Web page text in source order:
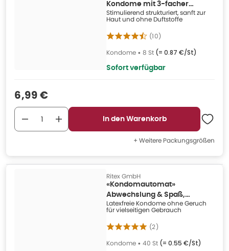
Kondome mit 3-facher
Stimulation (8 Kondome) 8 St
Stimulierend strukturiert, sanft zur
Haut und ohne Duftstoffe
(10)
Kondome • 8 St (= 0.87 €/St)
Sofort verfügbar
Verkaufspreis
6,99 €
In den Warenkorb
+ Weitere Packungsgrößen
Ritex GmbH
«Kondomautomat»
Abwechslung & Spaß,
gemischte Kondome (40
Kondome) 40 St
Latexfreie Kondome ohne Geruch
für vielseitigen Gebrauch
(2)
Kondome • 40 St (= 0.55 €/St)